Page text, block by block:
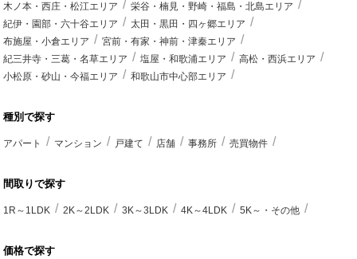
木ノ本・西庄・松江エリア
栄谷・楠見・野崎・福島・北島エリア
紀伊・園部・六十谷エリア
太田・黒田・四ヶ郷エリア
布施屋・小倉エリア
宮前・有家・神前・津秦エリア
紀三井寺・三葛・名草エリア
塩屋・和歌浦エリア
高松・西浜エリア
小松原・砂山・今福エリア
和歌山市中心部エリア
種別で探す
アパート マンション 戸建て 店舗 事務所 売買物件
間取りで探す
1R～1LDK 2K～2LDK 3K～3LDK 4K～4LDK 5K～・その他
価格で探す